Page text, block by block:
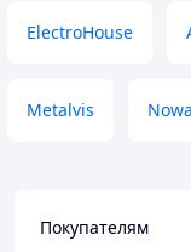
ElectroHouse
Metalvis
Покупателям